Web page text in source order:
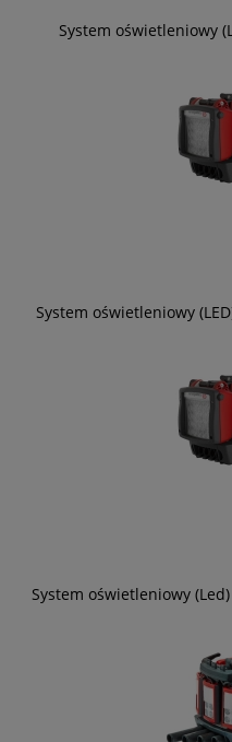
System oświetleniowy
System oświetleniowy
System oświetleniowy